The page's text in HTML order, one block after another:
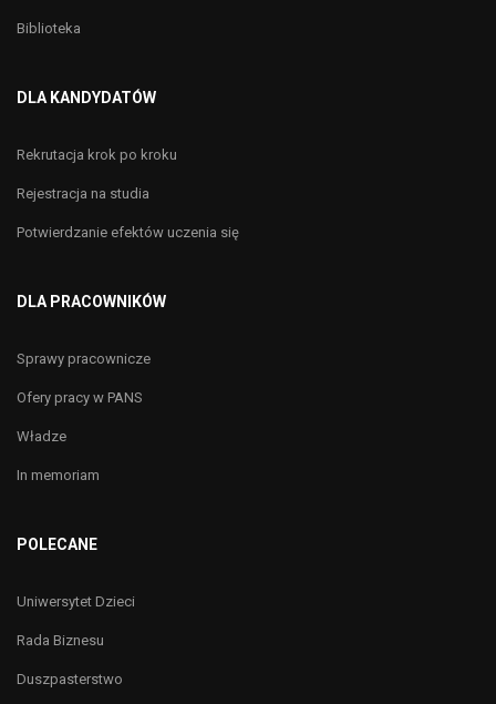
Biblioteka
DLA KANDYDATÓW
Rekrutacja krok po kroku
Rejestracja na studia
Potwierdzanie efektów uczenia się
DLA PRACOWNIKÓW
Sprawy pracownicze
Ofery pracy w PANS
Władze
In memoriam
POLECANE
Uniwersytet Dzieci
Rada Biznesu
Duszpasterstwo